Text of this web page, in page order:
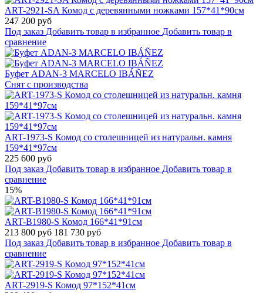
ART-2921-SA Комод с деревянными ножками 157*41*90см
247 200 руб
Под заказ Добавить товар в избранное Добавить товар в
сравнение
Буфет ADAN-3 MARCELO IBÁÑEZ
Снят с производства
ART-1973-S Комод со столешницей из натуральн. камня
159*41*97см
225 600 руб
Под заказ Добавить товар в избранное Добавить товар в
сравнение
15%
ART-B1980-S Комод 166*41*91см
213 800 руб 181 730 руб
Под заказ Добавить товар в избранное Добавить товар в
сравнение
ART-2919-S Комод 97*152*41см